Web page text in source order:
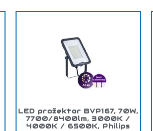
LED prožektor BVP167, 70W,
7700/8400lm, 3000K /
4000K / 6500K, Philips